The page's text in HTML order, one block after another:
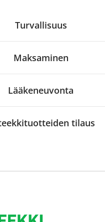
Turvallisuus
Maksaminen
Lääkeneuvonta
tilaus